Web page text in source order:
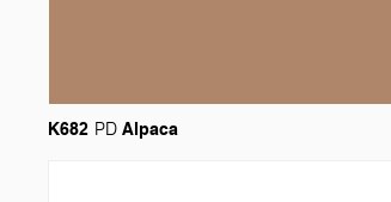
K682 PD Alpaca